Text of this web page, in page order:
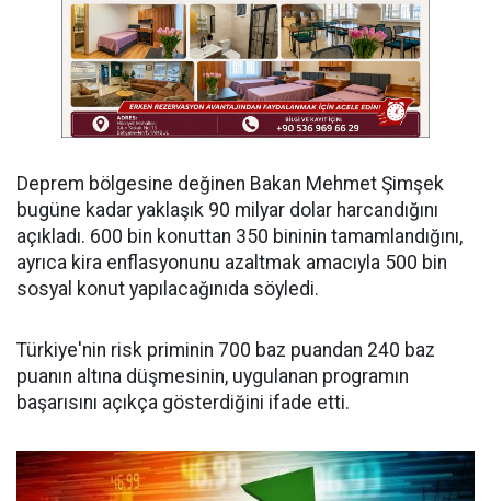
Deprem bölgesine değinen Bakan Mehmet Şimşek
bugüne kadar yaklaşık 90 milyar dolar harcandığını
açıkladı. 600 bin konuttan 350 bininin tamamlandığını,
ayrıca kira enflasyonunu azaltmak amacıyla 500 bin
sosyal konut yapılacağınıda söyledi.
Türkiye'nin risk priminin 700 baz puandan 240 baz
puanın altına düşmesinin, uygulanan programın
başarısını açıkça gösterdiğini ifade etti.